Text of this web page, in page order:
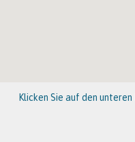
Klicken Sie auf den